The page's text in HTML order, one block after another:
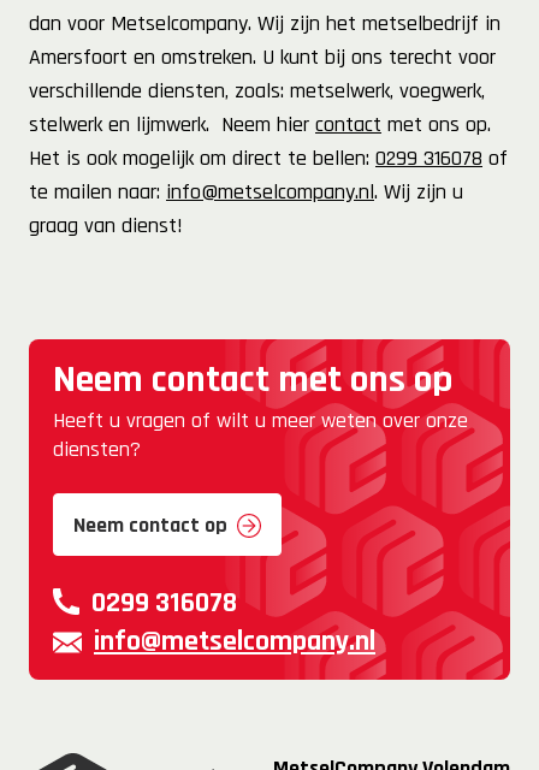
dan voor Metselcompany. Wij zijn het metselbedrijf in
Amersfoort en omstreken. U kunt bij ons terecht voor
verschillende diensten, zoals: metselwerk, voegwerk,
stelwerk en lijmwerk. Neem hier contact met ons op.
Het is ook mogelijk om direct te bellen: 0299 316078 of
te mailen naar: info@metselcompany.nl. Wij zijn u
graag van dienst!
Neem contact met ons op
Heeft u vragen of wilt u meer weten over onze
diensten?
Neem contact op
0299 316078
info@metselcompany.nl